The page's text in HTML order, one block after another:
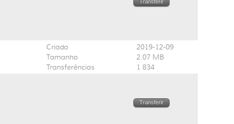
Transferir
Criado
Tamanho
Transferências
2019-12-09
2.07 MB
1 834
Transferir